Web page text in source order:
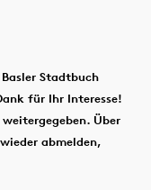
Stadtbuch
für Ihr Interesse!
Über
abmelden,